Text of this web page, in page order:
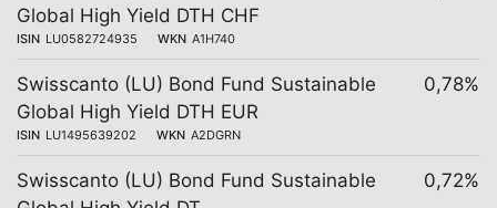
Global High Yield DTH CHF
ISIN LU0582724935 WKN A1H740
Swisscanto (LU) Bond Fund Sustainable
Global High Yield DTH EUR
ISIN LU1495639202 WKN A2DGRN
0,78%
Swisscanto (LU) Bond Fund Sustainable
0,72%